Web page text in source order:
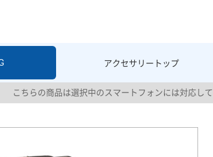
アクセサリー トップ
こちらの商品は選択中のスマートフォンには対応して